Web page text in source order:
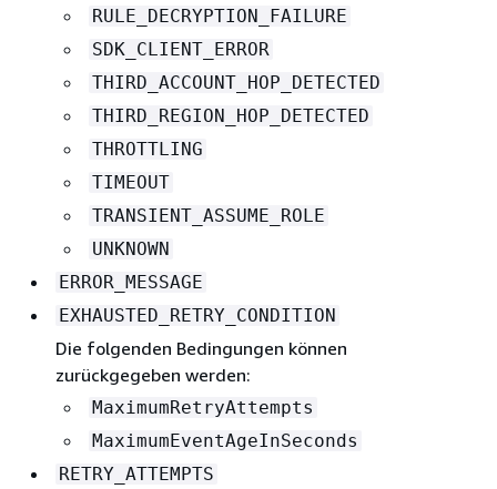
RULE_DECRYPTION_FAILURE
SDK_CLIENT_ERROR
THIRD_ACCOUNT_HOP_DETECTED
THIRD_REGION_HOP_DETECTED
THROTTLING
TIMEOUT
TRANSIENT_ASSUME_ROLE
UNKNOWN
ERROR_MESSAGE
EXHAUSTED_RETRY_CONDITION
Die folgenden Bedingungen können
zurückgegeben werden:
MaximumRetryAttempts
MaximumEventAgeInSeconds
RETRY_ATTEMPTS